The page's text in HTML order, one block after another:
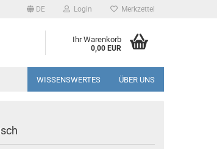
DE Login Merkzettel
Ihr Warenkorb
0,00 EUR
WISSENSWERTES ÜBER UNS